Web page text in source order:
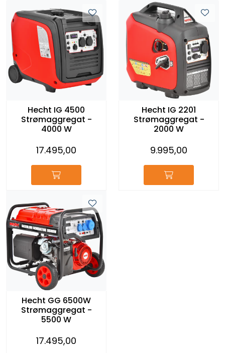
Hecht IG 4500
Strømaggregat -
4000 W
17.495,00
Hecht IG 2201
Strømaggregat -
2000 W
9.995,00
Hecht GG 6500W
Strømaggregat -
5500 W
17.495,00